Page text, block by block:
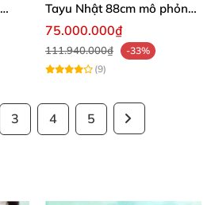
Tayu Nhật 88cm mô phỏng
sống động thật
75.000.000₫
111.940.000₫
-33%
(9)
3 4 5